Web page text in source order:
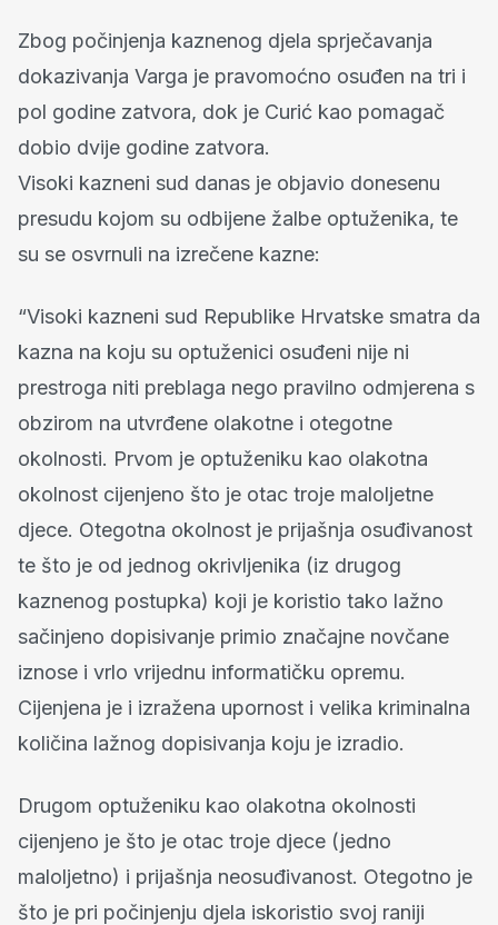
Zbog počinjenja kaznenog djela sprječavanja
dokazivanja Varga je pravomoćno osuđen na tri i
pol godine zatvora, dok je Curić kao pomagač
dobio dvije godine zatvora.
Visoki kazneni sud danas je objavio donesenu
presudu kojom su odbijene žalbe optuženika, te
su se osvrnuli na izrečene kazne:
“Visoki kazneni sud Republike Hrvatske smatra da
kazna na koju su optuženici osuđeni nije ni
prestroga niti preblaga nego pravilno odmjerena s
obzirom na utvrđene olakotne i otegotne
okolnosti. Prvom je optuženiku kao olakotna
okolnost cijenjeno što je otac troje maloljetne
djece. Otegotna okolnost je prijašnja osuđivanost
te što je od jednog okrivljenika (iz drugog
kaznenog postupka) koji je koristio tako lažno
sačinjeno dopisivanje primio značajne novčane
iznose i vrlo vrijednu informatičku opremu.
Cijenjena je i izražena upornost i velika kriminalna
količina lažnog dopisivanja koju je izradio.
Drugom optuženiku kao olakotna okolnosti
cijenjeno je što je otac troje djece (jedno
maloljetno) i prijašnja neosuđivanost. Otegotno je
što je pri počinjenju djela iskoristio svoj raniji